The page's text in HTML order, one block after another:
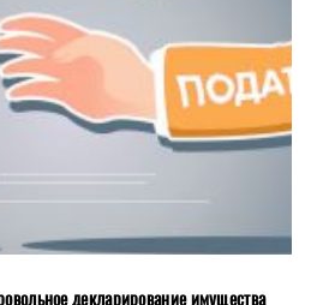
декларирование имущества